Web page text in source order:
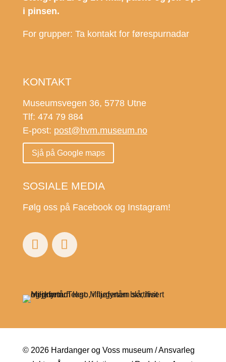
i pinsen.
For grupper: Ta kontakt for førespurnadar
KONTAKT
Museumsvegen 36, 5778 Utne
Tlf: 474 79 884
E-post: post@hvm.museum.no
Sjå på Google maps
SOSIALE MEDIA
Følg oss på Facebook og Instagram!
© 2026 Hardanger og Voss museum / Ansvarleg